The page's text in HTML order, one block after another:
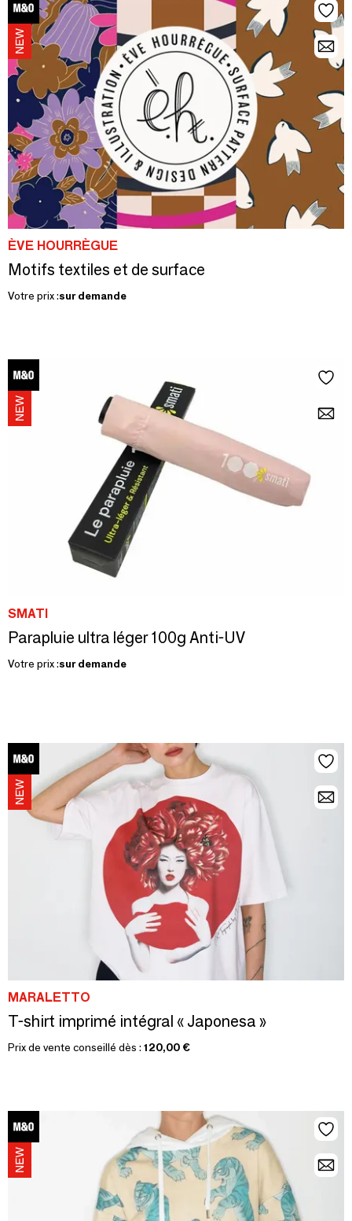
ÈVE HOURRÈGUE
Motifs textiles et de surface
Votre prix :sur demande
SMATI
Parapluie ultra léger 100g Anti-UV
Votre prix :sur demande
MARALETTO
T-shirt imprimé intégral « Japonesa »
Prix de vente conseillé dès : 120,00 €